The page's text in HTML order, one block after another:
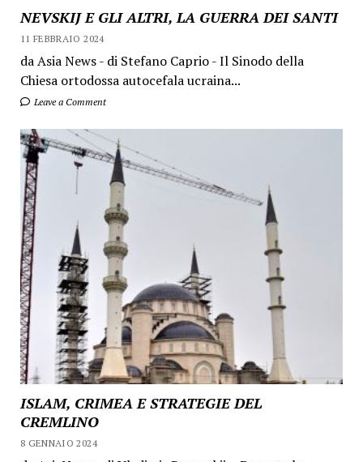
NEVSKIJ E GLI ALTRI, LA GUERRA DEI SANTI
11 FEBBRAIO 2024
da Asia News - di Stefano Caprio - Il Sinodo della
Chiesa ortodossa autocefala ucraina...
Leave a Comment
ISLAM, CRIMEA E STRATEGIE DEL
CREMLINO
8 GENNAIO 2024